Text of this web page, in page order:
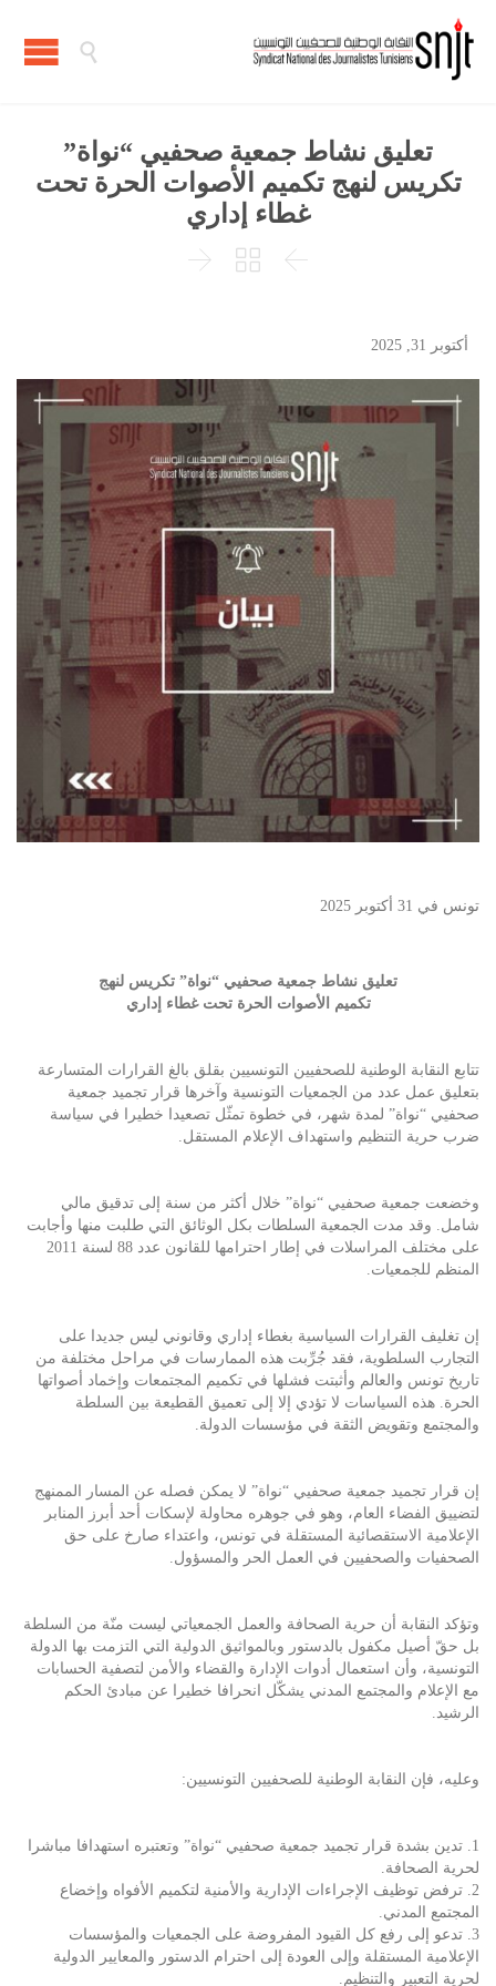

تعليق نشاط جمعية صحفيي “نواة”
تكريس لنهج تكميم الأصوات الحرة تحت
غطاء إداري



أكتوبر 31, 2025
تونس في 31 أكتوبر 2025
تعليق نشاط جمعية صحفيي “نواة” تكريس لنهج
تكميم الأصوات الحرة تحت غطاء إداري
تتابع النقابة الوطنية للصحفيين التونسيين بقلق بالغ القرارات المتسارعة
بتعليق عمل عدد من الجمعيات التونسية وآخرها قرار تجميد جمعية
صحفيي “نواة” لمدة شهر، في خطوة تمثّل تصعيدا خطيرا في سياسة
ضرب حرية التنظيم واستهداف الإعلام المستقل.
وخضعت جمعية صحفيي “نواة” خلال أكثر من سنة إلى تدقيق مالي
شامل. وقد مدت الجمعية السلطات بكل الوثائق التي طلبت منها وأجابت
على مختلف المراسلات في إطار احترامها للقانون عدد 88 لسنة 2011
المنظم للجمعيات.
إن تغليف القرارات السياسية بغطاء إداري وقانوني ليس جديدا على
التجارب السلطوية، فقد جُرِّبت هذه الممارسات في مراحل مختلفة من
تاريخ تونس والعالم وأثبتت فشلها في تكميم المجتمعات وإخماد أصواتها
الحرة. هذه السياسات لا تؤدي إلا إلى تعميق القطيعة بين السلطة
والمجتمع وتقويض الثقة في مؤسسات الدولة.
إن قرار تجميد جمعية صحفيي “نواة” لا يمكن فصله عن المسار الممنهج
لتضييق الفضاء العام، وهو في جوهره محاولة لإسكات أحد أبرز المنابر
الإعلامية الاستقصائية المستقلة في تونس، واعتداء صارخ على حق
الصحفيات والصحفيين في العمل الحر والمسؤول.
وتؤكد النقابة أن حرية الصحافة والعمل الجمعياتي ليست منّة من السلطة
بل حقّ أصيل مكفول بالدستور وبالمواثيق الدولية التي التزمت بها الدولة
التونسية، وأن استعمال أدوات الإدارة والقضاء والأمن لتصفية الحسابات
مع الإعلام والمجتمع المدني يشكّل انحرافا خطيرا عن مبادئ الحكم
الرشيد.
وعليه، فإن النقابة الوطنية للصحفيين التونسيين:
1. تدين بشدة قرار تجميد جمعية صحفيي “نواة” وتعتبره استهدافا مباشرا
لحرية الصحافة.
2. ترفض توظيف الإجراءات الإدارية والأمنية لتكميم الأفواه وإخضاع
المجتمع المدني.
3. تدعو إلى رفع كل القيود المفروضة على الجمعيات والمؤسسات
الإعلامية المستقلة وإلى العودة إلى احترام الدستور والمعايير الدولية
لحرية التعبير والتنظيم.